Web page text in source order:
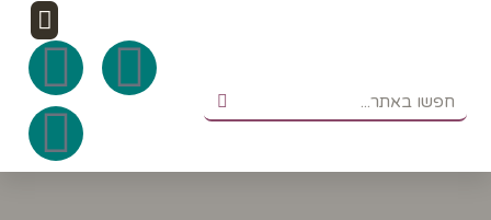
W
a
F
a
c
I
n
s